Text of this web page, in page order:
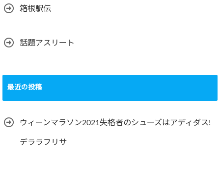
箱根駅伝
話題アスリート
最近の投稿
ウィーンマラソン2021失格者のシューズはアディダス!
デララフリサ